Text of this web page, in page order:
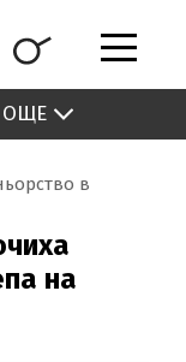
ОЩЕ
в
на